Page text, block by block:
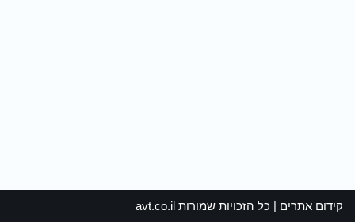
קידום אתרים | כל הזכויות שמורות avt.co.il